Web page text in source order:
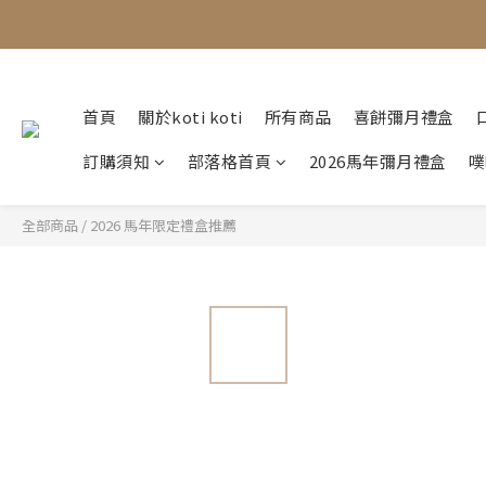
首頁 關於koti koti 所有商品 喜餅彌月禮盒
訂購須知
部落格首頁 2026馬年彌月禮盒
全部商品 / 2026 馬年限定禮盒推薦